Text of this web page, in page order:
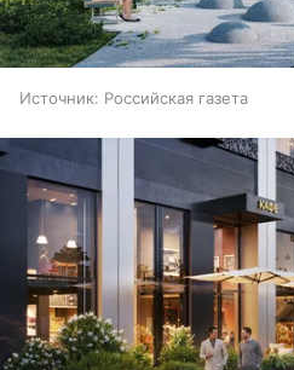
Источник: Российская газета